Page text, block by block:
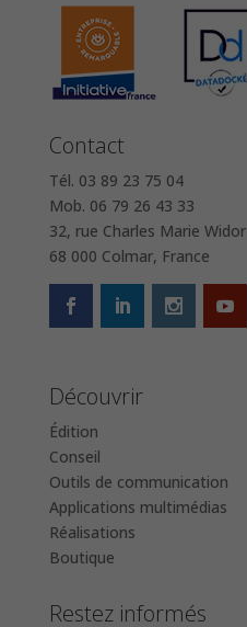
Contact
Tél. 03 89 23 75 04
Mob. 06 79 26 43 33
32, rue Charles Marie Widor
68 000 Colmar, France
Découvrir
Édition
Conseil
Outils de communication
Applications multimédias
Réalisations
Boutique
Restez informés